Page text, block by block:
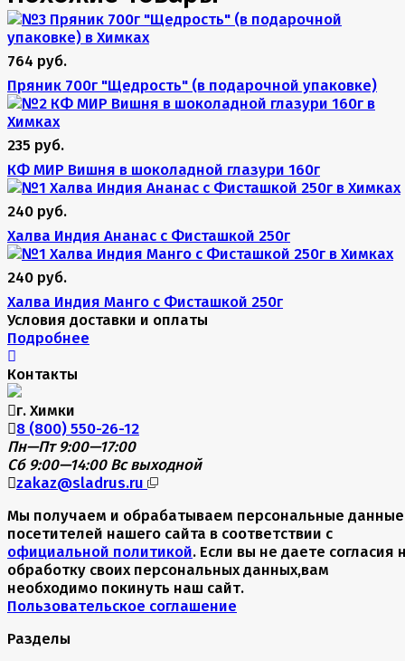
764 руб.
Пряник 700г "Щедрость" (в подарочной упаковке)
235 руб.
КФ МИР Вишня в шоколадной глазури 160г
240 руб.
Халва Индия Ананас с Фисташкой 250г
240 руб.
Халва Индия Манго с Фисташкой 250г
Условия доставки и оплаты
Подробнее
Контакты
г. Химки
8 (800) 550-26-12
Пн—Пт 9:00—17:00
Сб 9:00—14:00 Вс выходной
zakaz@sladrus.ru
Мы получаем и обрабатываем персональные данные
посетителей нашего сайта в соответствии с
официальной политикой. Если вы не даете согласия
обработку своих персональных данных,вам
необходимо покинуть наш сайт.
Пользовательское соглашение
Разделы